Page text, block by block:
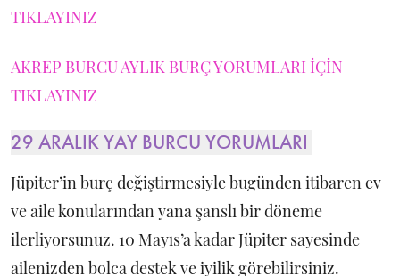
TIKLAYINIZ
AKREP BURCU AYLIK BURÇ YORUMLARI İÇİN
TIKLAYINIZ
29 ARALIK YAY BURCU YORUMLARI
Jüpiter’in burç değiştirmesiyle bugünden itibaren ev
ve aile konularından yana şanslı bir döneme
ilerliyorsunuz. 10 Mayıs’a kadar Jüpiter sayesinde
ailenizden bolca destek ve iyilik görebilirsiniz.